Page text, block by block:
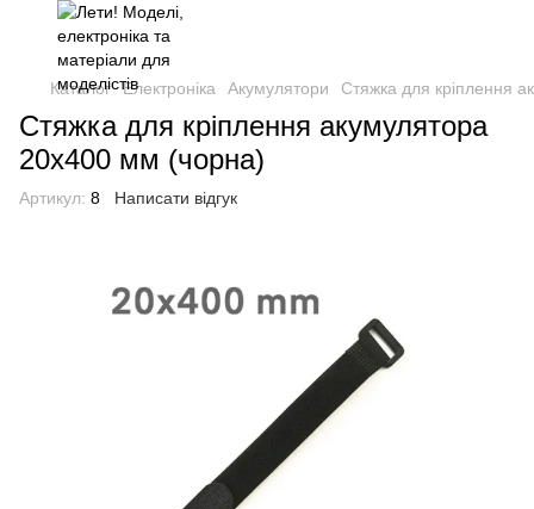
Каталог Електроніка Акумулятори Стяжка для кріплення
Стяжка для кріплення акумулятора
20х400 мм (чорна)
Артикул: 8 Написати відгук